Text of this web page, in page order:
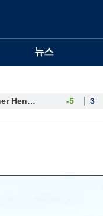
뉴스
Esther Henseleit -5 3